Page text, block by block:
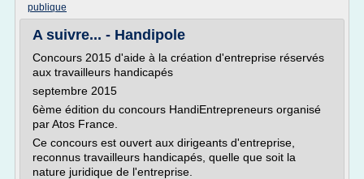
publique
A suivre... - Handipole
Concours 2015 d'aide à la création d'entreprise réservés
aux travailleurs handicapés
septembre 2015
6ème édition du concours HandiEntrepreneurs organisé
par Atos France.
Ce concours est ouvert aux dirigeants d'entreprise,
reconnus travailleurs handicapés, quelle que soit la
nature juridique de l'entreprise.